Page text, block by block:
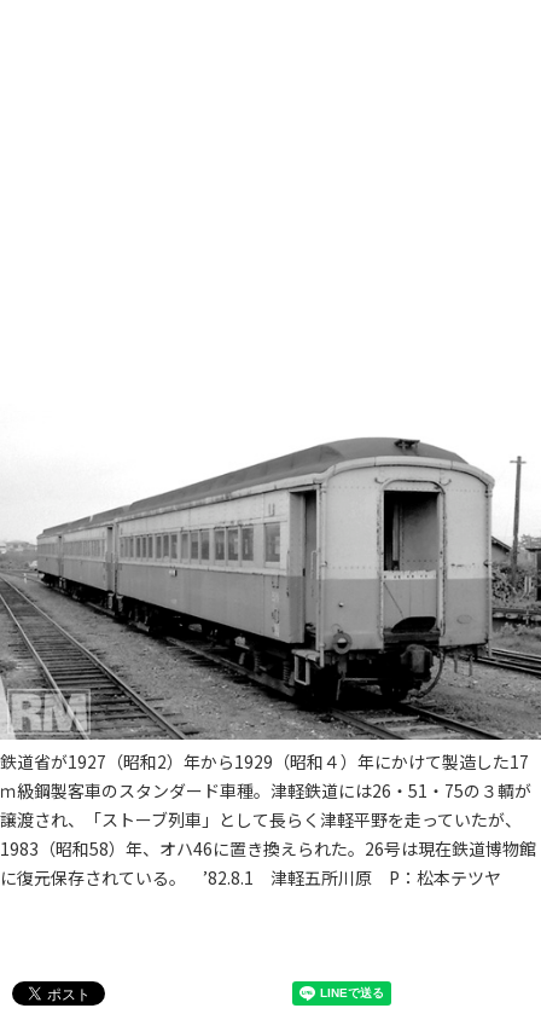
鉄道省が1927（昭和2）年から1929（昭和４）年にかけて製造した17
ｍ級鋼製客車のスタンダード車種。津軽鉄道には26・51・75の３輌が
譲渡され、「ストーブ列車」として長らく津軽平野を走っていたが、
1983（昭和58）年、オハ46に置き換えられた。26号は現在鉄道博物館
に復元保存されている。 ’82.8.1 津軽五所川原 P：松本テツヤ